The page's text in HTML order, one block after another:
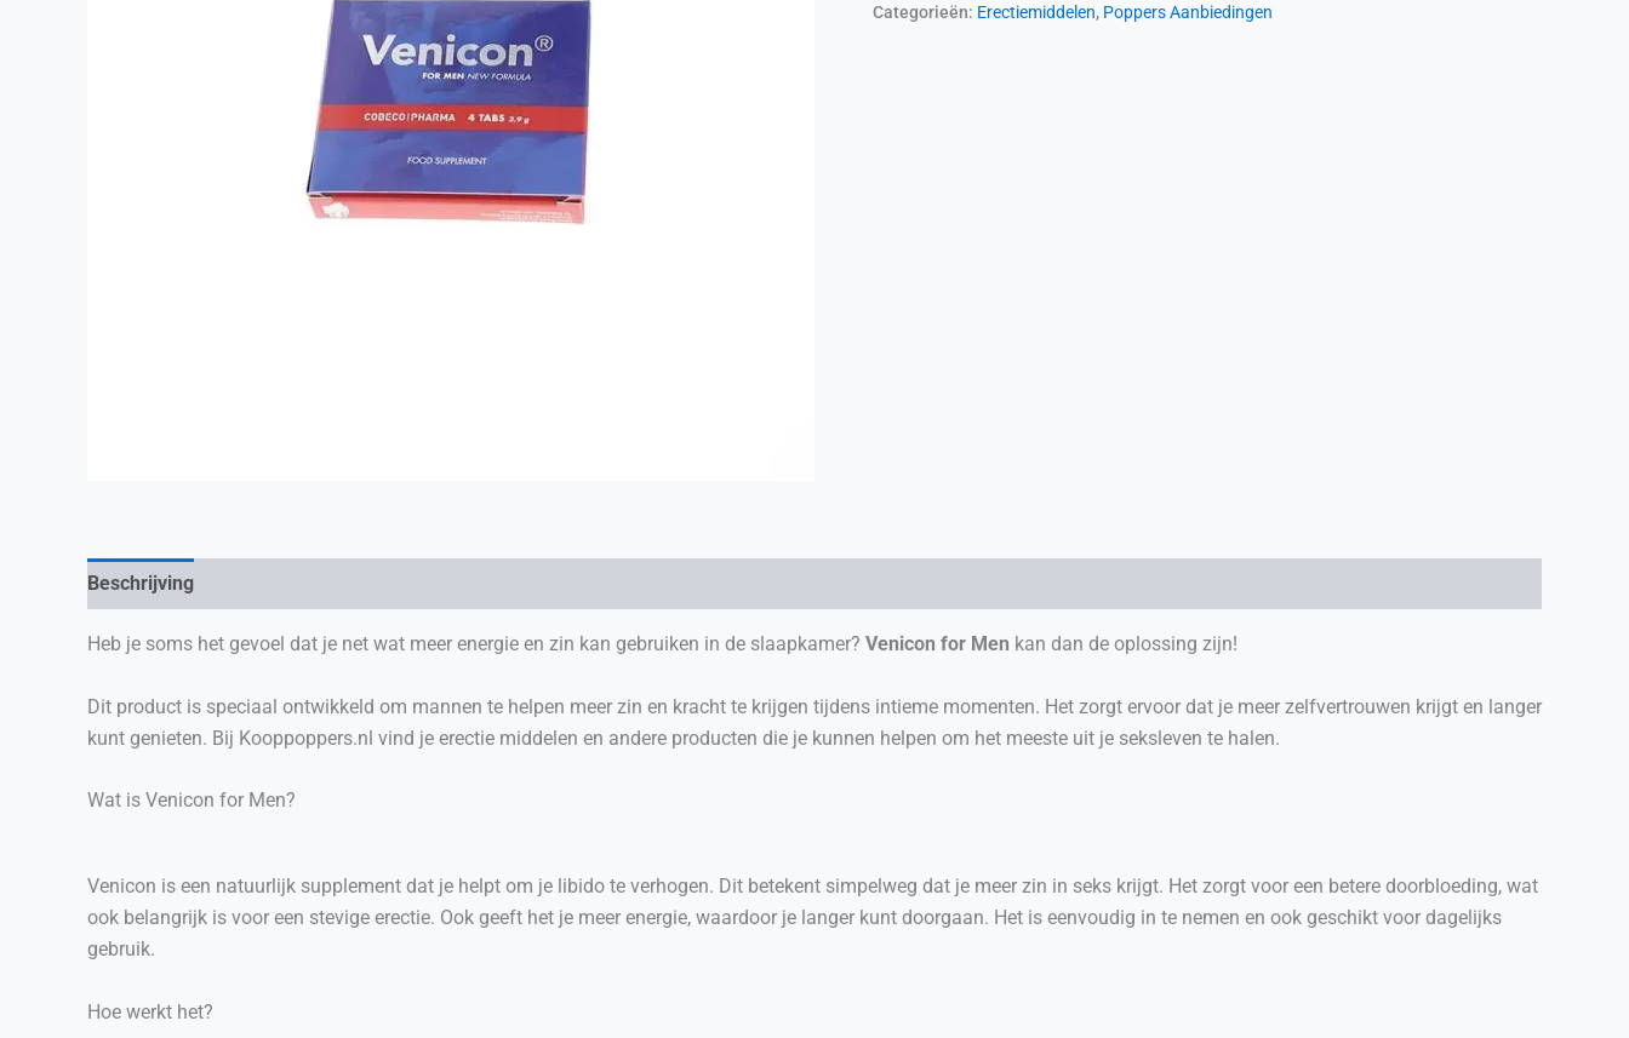
Categorieën: Erectiemiddelen, Poppers Aanbiedingen
Beschrijving
Heb je soms het gevoel dat je net wat meer energie en zin kan gebruiken in de slaapkamer? Venicon for Men kan dan de oplossing zijn!
Dit product is speciaal ontwikkeld om mannen te helpen meer zin en kracht te krijgen tijdens intieme momenten. Het zorgt ervoor dat je meer zelfvertrouwen krijgt en langer
kunt genieten. Bij Kooppoppers.nl vind je erectie middelen en andere producten die je kunnen helpen om het meeste uit je seksleven te halen.
Wat is Venicon for Men?
Venicon is een natuurlijk supplement dat je helpt om je libido te verhogen. Dit betekent simpelweg dat je meer zin in seks krijgt. Het zorgt voor een betere doorbloeding, wat
ook belangrijk is voor een stevige erectie. Ook geeft het je meer energie, waardoor je langer kunt doorgaan. Het is eenvoudig in te nemen en ook geschikt voor dagelijks
gebruik.
Hoe werkt het?